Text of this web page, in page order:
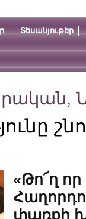
Տեսանյութեր
,
«Թո՜ղ որ
փառքի